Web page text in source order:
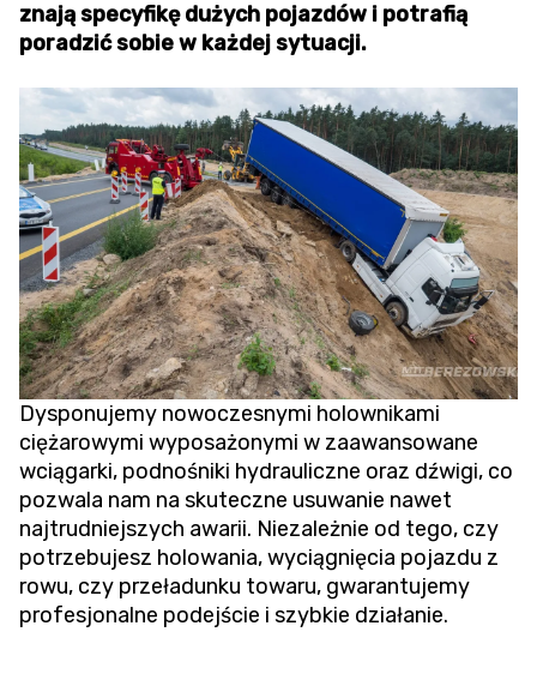
znają specyfikę dużych pojazdów i potrafią
poradzić sobie w każdej sytuacji.
Dysponujemy nowoczesnymi holownikami
ciężarowymi wyposażonymi w zaawansowane
wciągarki, podnośniki hydrauliczne oraz dźwigi, co
pozwala nam na skuteczne usuwanie nawet
najtrudniejszych awarii. Niezależnie od tego, czy
potrzebujesz holowania,wyciągnięcia pojazdu z
rowu, czy przeładunku towaru, gwarantujemy
profesjonalne podejście i szybkie działanie.